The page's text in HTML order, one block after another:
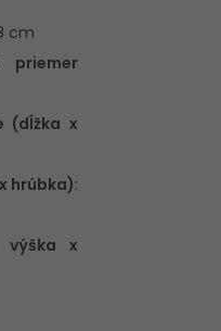
cm
priemer
(dĺžka x
hrúbka):
výška x